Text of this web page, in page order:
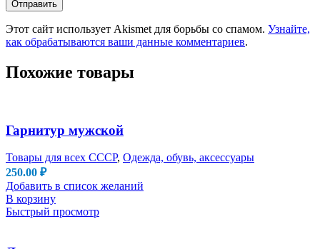
Этот сайт использует Akismet для борьбы со спамом. Узнайте,
как обрабатываются ваши данные комментариев.
Похожие товары
Гарнитур мужской
Товары для всех СССР, Одежда, обувь, аксессуары
250.00 ₽
Добавить в список желаний
В корзину
Быстрый просмотр